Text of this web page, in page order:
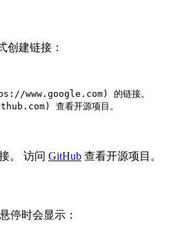
创建链接：
www.google.com) 的链接。
) 查看开源项目。
。 访问 GitHub 查看开源项目。
停时会显示：